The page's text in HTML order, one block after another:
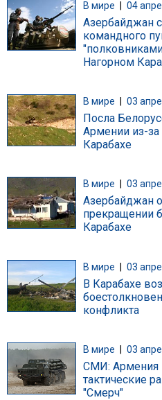
В мире 04
Азербайджан
командного
Нагорном
В мире 03
Посла
Армении из-за
Карабахе
В мире 03
Азербайджан
прекращении
Карабахе
В мире | 03
В Карабахе
конфликта
В мире 03
СМИ: Армения
тактические
"Смерч"